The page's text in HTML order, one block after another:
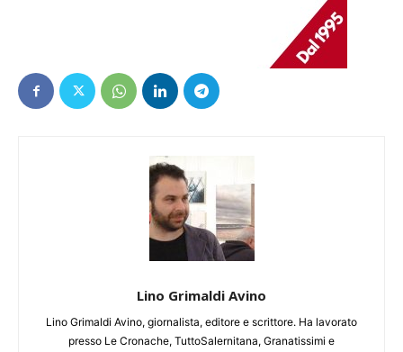
Lino Grimaldi Avino
Lino Grimaldi Avino, giornalista, editore e scrittore. Ha lavorato
presso Le Cronache, TuttoSalernitana, Granatissimi e